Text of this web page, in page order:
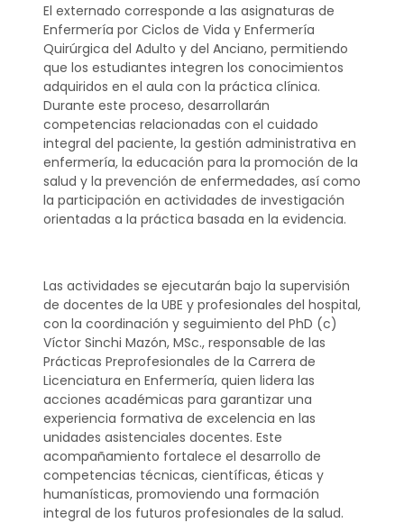
El externado corresponde a las asignaturas de
Enfermería por Ciclos de Vida y Enfermería
Quirúrgica del Adulto y del Anciano, permitiendo
que los estudiantes integren los conocimientos
adquiridos en el aula con la práctica clínica.
Durante este proceso, desarrollarán
competencias relacionadas con el cuidado
integral del paciente, la gestión administrativa en
enfermería, la educación para la promoción de la
salud y la prevención de enfermedades, así como
la participación en actividades de investigación
orientadas a la práctica basada en la evidencia.
Las actividades se ejecutarán bajo la supervisión
de docentes de la UBE y profesionales del hospital,
con la coordinación y seguimiento del PhD (c)
Víctor Sinchi Mazón, MSc., responsable de las
Prácticas Preprofesionales de la Carrera de
Licenciatura en Enfermería, quien lidera las
acciones académicas para garantizar una
experiencia formativa de excelencia en las
unidades asistenciales docentes. Este
acompañamiento fortalece el desarrollo de
competencias técnicas, científicas, éticas y
humanísticas, promoviendo una formación
integral de los futuros profesionales de la salud.